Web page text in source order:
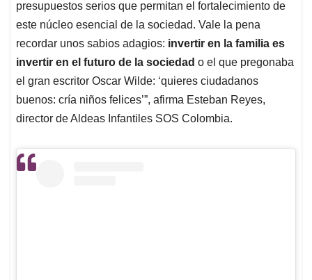
presupuestos serios que permitan el fortalecimiento de
este núcleo esencial de la sociedad. Vale la pena
recordar unos sabios adagios: invertir en la familia es
invertir en el futuro de la sociedad o el que pregonaba
el gran escritor Oscar Wilde: ‘quieres ciudadanos
buenos: cría niños felices’”, afirma Esteban Reyes,
director de Aldeas Infantiles SOS Colombia.